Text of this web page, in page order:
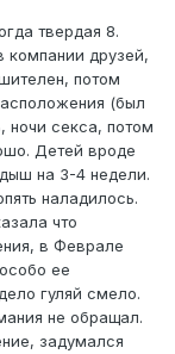
твердая 8.
компании друзей,
потом
(был
секса, потом
Детей вроде
на 3-4 недели.
наладилось.
что
в Феврале
ее
гуляй смело.
не обращал.
задумался